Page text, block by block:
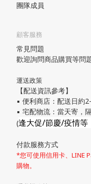
團隊成員
顧客服務
常見問題
歡迎詢問商品購買等問題
運送政策
【配送資訊參考】
▪ 便利商店：配送日約2-
▪ 宅配物流：當天寄，隔
(逢大促/節慶/疫情等
付款服務方式
*您可使用信用卡、LINE
購物。